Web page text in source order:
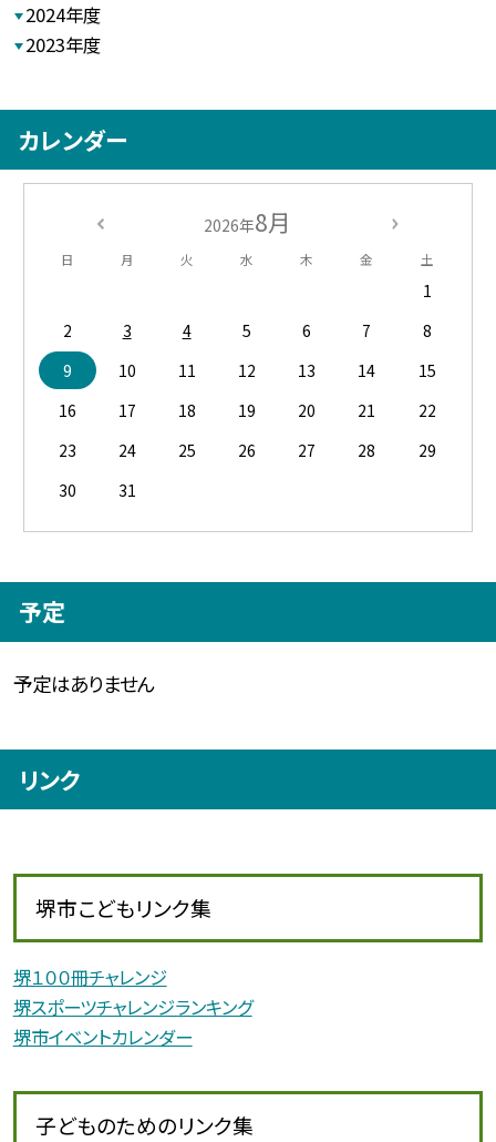
2024年度
2023年度
カレンダー
2026年8月
日 月 火 水 木 金 土
1
2
3 4 5 6 7
8
9
10 11 12 13 14
15
16
17 18 19 20 21
22
23
24 25 26 27 28
29
30
31
予定
予定はありません
リンク
堺市こどもリンク集
堺１００冊チャレンジ
堺スポーツチャレンジランキング
堺市イベントカレンダー
子どものためのリンク集